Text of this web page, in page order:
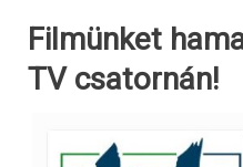
Filmünket
TV csatornán!